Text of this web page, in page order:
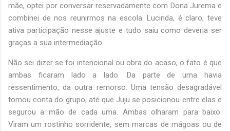
mãe, optei por conversar reservadamente com Dona Jurema e
combinei de nos reunirmos na escola. Lucinda, é claro, teve
ativa participação nesse ajuste e tudo saiu como deveria ser
graças a sua intermediação.
Não sei dizer se foi intencional ou obra do acaso, o fato é que
ambas ficaram lado a lado. Da parte de uma havia
ressentimento, da outra remorso. Uma tensão desagradável
tomou conta do grupo, até que Juju se posicionou entre elas e
segurou a mão de cada uma. Ambas olharam para baixo.
Viram um rostinho sorridente, sem marcas de mágoas ou de